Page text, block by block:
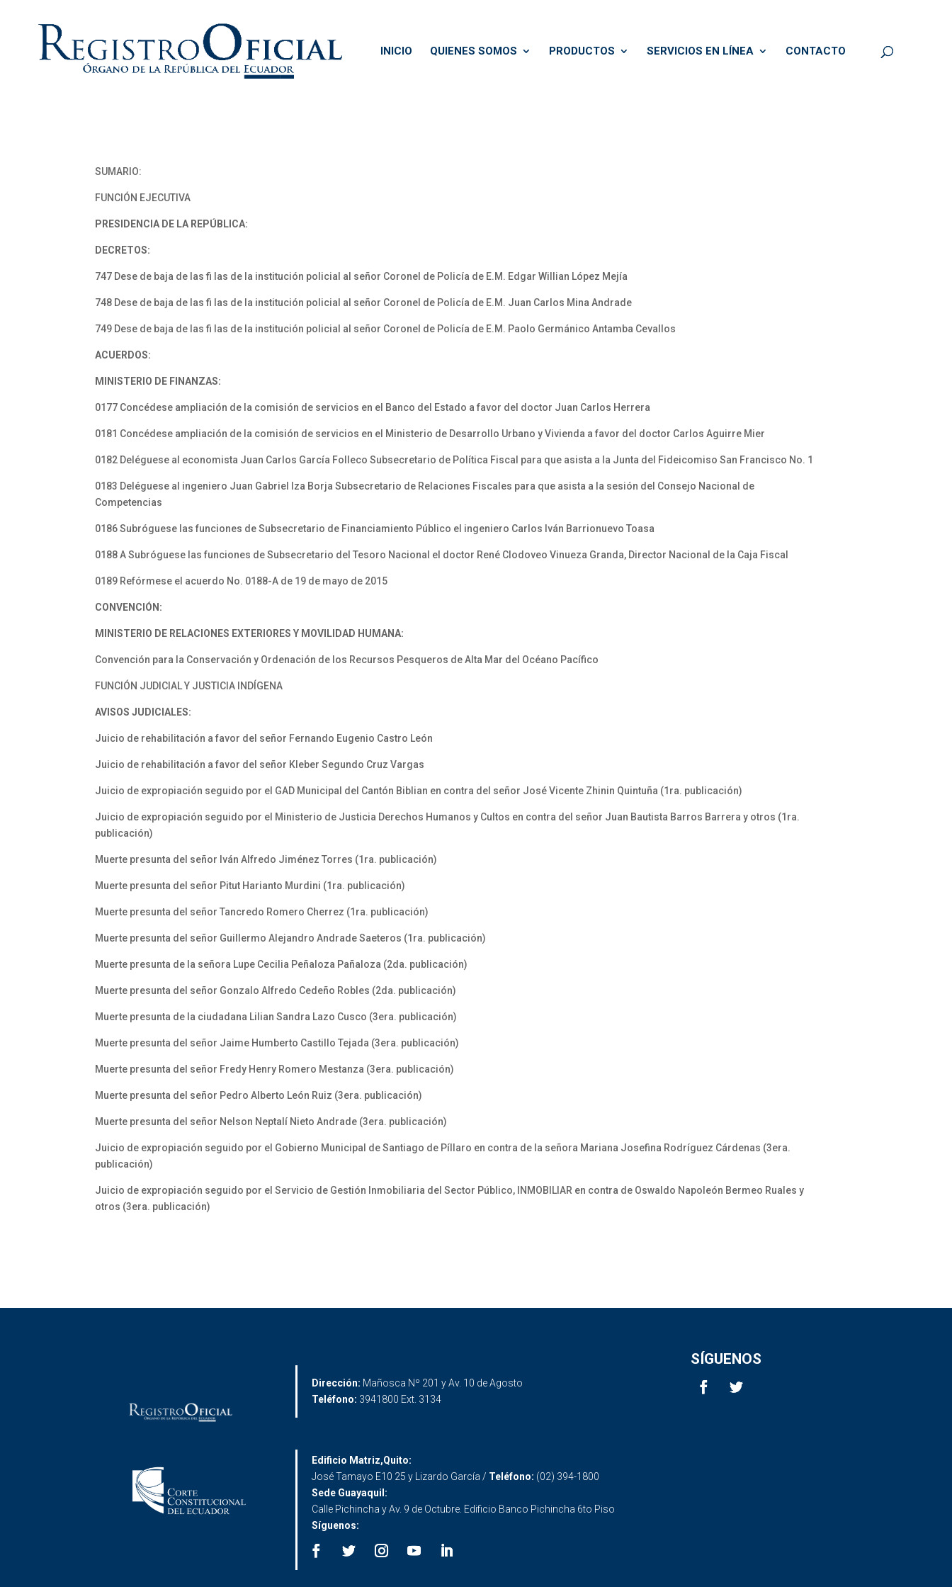
INICIO QUIENES SOMOS PRODUCTOS SERVICIOS EN LÍNEA CONTACTO
SUMARIO:
FUNCIÓN EJECUTIVA
PRESIDENCIA DE LA REPÚBLICA:
DECRETOS:
747 Dese de baja de las fi las de la institución policial al señor Coronel de Policía de E.M. Edgar Willian López Mejía
748 Dese de baja de las fi las de la institución policial al señor Coronel de Policía de E.M. Juan Carlos Mina Andrade
749 Dese de baja de las fi las de la institución policial al señor Coronel de Policía de E.M. Paolo Germánico Antamba Cevallos
ACUERDOS:
MINISTERIO DE FINANZAS:
0177 Concédese ampliación de la comisión de servicios en el Banco del Estado a favor del doctor Juan Carlos Herrera
0181 Concédese ampliación de la comisión de servicios en el Ministerio de Desarrollo Urbano y Vivienda a favor del doctor Carlos Aguirre Mier
0182 Deléguese al economista Juan Carlos García Folleco Subsecretario de Política Fiscal para que asista a la Junta del Fideicomiso San Francisco No. 1
0183 Deléguese al ingeniero Juan Gabriel Iza Borja Subsecretario de Relaciones Fiscales para que asista a la sesión del Consejo Nacional de
Competencias
0186 Subróguese las funciones de Subsecretario de Financiamiento Público el ingeniero Carlos Iván Barrionuevo Toasa
0188 A Subróguese las funciones de Subsecretario del Tesoro Nacional el doctor René Clodoveo Vinueza Granda, Director Nacional de la Caja Fiscal
0189 Refórmese el acuerdo No. 0188-A de 19 de mayo de 2015
CONVENCIÓN:
MINISTERIO DE RELACIONES EXTERIORES Y MOVILIDAD HUMANA:
Convención para la Conservación y Ordenación de los Recursos Pesqueros de Alta Mar del Océano Pacífico
FUNCIÓN JUDICIAL Y JUSTICIA INDÍGENA
AVISOS JUDICIALES:
Juicio de rehabilitación a favor del señor Fernando Eugenio Castro León
Juicio de rehabilitación a favor del señor Kleber Segundo Cruz Vargas
Juicio de expropiación seguido por el GAD Municipal del Cantón Biblian en contra del señor José Vicente Zhinin Quintuña (1ra. publicación)
Juicio de expropiación seguido por el Ministerio de Justicia Derechos Humanos y Cultos en contra del señor Juan Bautista Barros Barrera y otros (1ra.
publicación)
Muerte presunta del señor Iván Alfredo Jiménez Torres (1ra. publicación)
Muerte presunta del señor Pitut Harianto Murdini (1ra. publicación)
Muerte presunta del señor Tancredo Romero Cherrez (1ra. publicación)
Muerte presunta del señor Guillermo Alejandro Andrade Saeteros (1ra. publicación)
Muerte presunta de la señora Lupe Cecilia Peñaloza Pañaloza (2da. publicación)
Muerte presunta del señor Gonzalo Alfredo Cedeño Robles (2da. publicación)
Muerte presunta de la ciudadana Lilian Sandra Lazo Cusco (3era. publicación)
Muerte presunta del señor Jaime Humberto Castillo Tejada (3era. publicación)
Muerte presunta del señor Fredy Henry Romero Mestanza (3era. publicación)
Muerte presunta del señor Pedro Alberto León Ruiz (3era. publicación)
Muerte presunta del señor Nelson Neptalí Nieto Andrade (3era. publicación)
Juicio de expropiación seguido por el Gobierno Municipal de Santiago de Píllaro en contra de la señora Mariana Josefina Rodríguez Cárdenas (3era.
publicación)
Juicio de expropiación seguido por el Servicio de Gestión Inmobiliaria del Sector Público, INMOBILIAR en contra de Oswaldo Napoleón Bermeo Ruales y
otros (3era. publicación)
Dirección: Mañosca Nº 201 y Av. 10 de Agosto
Teléfono: 3941800 Ext. 3134
SÍGUENOS
Edificio Matriz,Quito:
José Tamayo E10 25 y Lizardo García / Teléfono: (02) 394-1800
Sede Guayaquil:
Calle Pichincha y Av. 9 de Octubre. Edificio Banco Pichincha 6to Piso
Síguenos: